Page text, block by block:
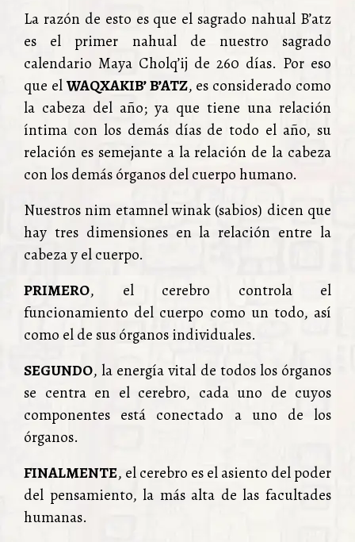
La razón de esto es que el sagrado nahual B’atz
es el primer nahual de nuestro sagrado
calendario Maya Cholq’ij de 260 días. Por eso
que elWAQXAKIB’ B’ATZ, es considerado como
la cabeza del año; ya que tiene una relación
íntima con los demás días de todo el año, su
relación es semejante a la relación de la cabeza
con los demás órganos del cuerpo humano.
Nuestros nim etamnel winak (sabios) dicen que
hay tres dimensiones en la relación entre la
cabeza y el cuerpo.
PRIMERO, el cerebro controla el
funcionamiento del cuerpo como un todo, así
como el de sus órganos individuales.
SEGUNDO, la energía vital de todos los órganos
se centra en el cerebro, cada uno de cuyos
componentes está conectado a uno de los
órganos.
FINALMENTE, el cerebro es el asiento del poder
del pensamiento, la más alta de las facultades
humanas.